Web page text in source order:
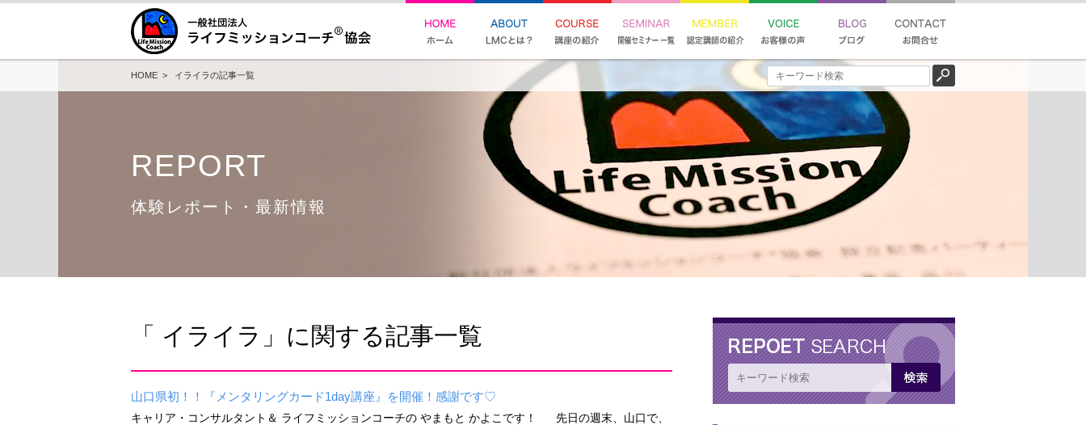
HOME > イライラの記事一覧
REPORT
体験レポート・最新情報
「 イライラ」に関する記事一覧
山口県初！！『メンタリングカード1day講座』を開催！感謝です♡
キャリア・コンサルタント＆ ライフミッションコーチの やまもと かよこです！ 先日の週末、山口で、